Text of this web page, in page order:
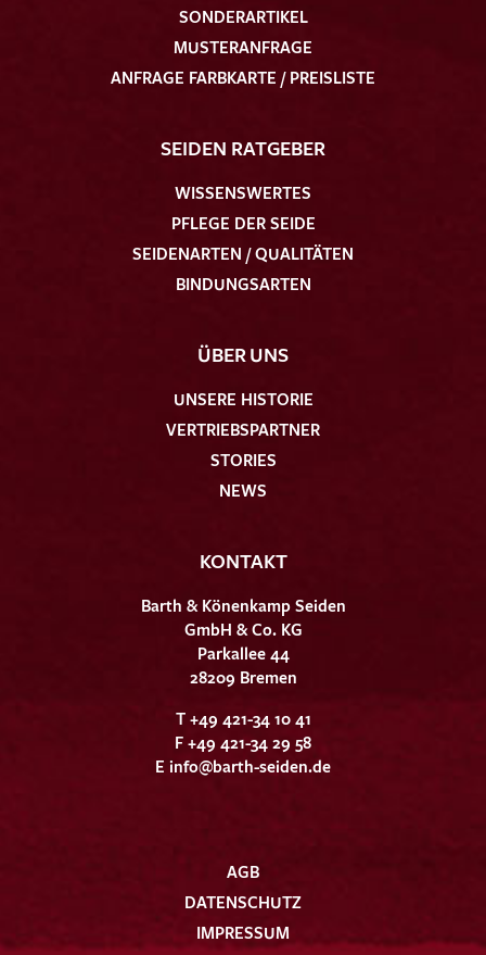
SONDERARTIKEL
MUSTERANFRAGE
ANFRAGE FARBKARTE / PREISLISTE
SEIDEN RATGEBER
WISSENSWERTES
PFLEGE DER SEIDE
SEIDENARTEN / QUALITÄTEN
BINDUNGSARTEN
ÜBER UNS
UNSERE HISTORIE
VERTRIEBSPARTNER
STORIES
NEWS
KONTAKT
Barth & Könenkamp Seiden
GmbH & Co. KG
Parkallee 44
28209 Bremen
T +49 421-34 10 41
F +49 421-34 29 58
E info@barth-seiden.de
AGB
DATENSCHUTZ
IMPRESSUM